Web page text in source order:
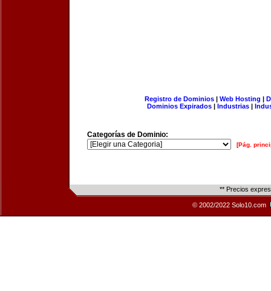
Registro de Dominios| Web Hosting |
Dominios Expirados | Industrias |
Categorías de Dominio:
[Pág.
** Precios
© 2002/2022 Solo10.com